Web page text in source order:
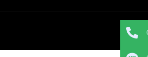
تمامی حقوق این سایت متعلق به —- می باشد |